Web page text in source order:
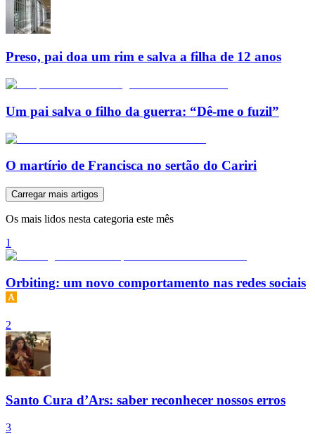
Preso, pai doa um rim e salva a filha de 12 anos
Um pai salva o filho da guerra: “Dê-me o fuzil”
O martírio de Francisca no sertão do Cariri
Carregar mais artigos
Os mais lidos nesta categoria este mês
1
Orbiting: um novo comportamento nas redes sociais
2
Santo Cura d’Ars: saber reconhecer nossos erros
3